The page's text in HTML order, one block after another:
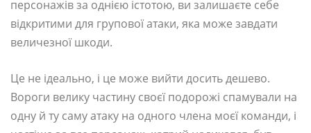
персонажів за однією істотою, ви залишаєте себе
відкритими для групової атаки, яка може завдати
величезної шкоди.
Це не ідеально, і це може вийти досить дешево.
Вороги велику частину своєї подорожі спамували на
одну й ту саму атаку на одного члена моєї команди, і